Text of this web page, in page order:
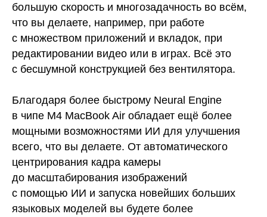
большую скорость и многозадачность во всём,
что вы делаете, например, при работе
с множеством приложений и вкладок, при
редактировании видео или в играх. Всё это
с бесшумной конструкцией без вентилятора.
Благодаря более быстрому Neural Engine
в чипе M4 MacBook Air обладает ещё более
мощными возможностями ИИ для улучшения
всего, что вы делаете. От автоматического
центрирования кадра камеры
до масштабирования изображений
с помощью ИИ и запуска новейших больших
языковых моделей вы будете более